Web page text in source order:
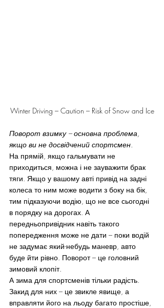
Winter Driving – Caution – Risk of Snow and Ice
Поворот взимку – основна проблема,
якщо ви не досвідчений спортсмен.
На прямій, якщо гальмувати не
приходиться, можна і не зауважити брак
тяги. Якщо у вашому авті привід на задні
колеса то ним може водити з боку на бік,
тим підказуючи водію, що не все сьогодні
в порядку на дорогах. А
передньопривідник навіть такого
попередження може не дати – поки водій
не задумає який-небудь маневр, авто
буде йти рівно. Поворот – це головний
зимовий клопіт.
А зима для спортсменів тільки радість.
Закид для них – це звикле явище, а
вправляти його на льоду багато простіше,